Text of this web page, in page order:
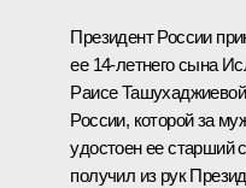
Президент России
ее 14-летнего сына
Раисе
России, которой за
удостоен ее
получил из рук